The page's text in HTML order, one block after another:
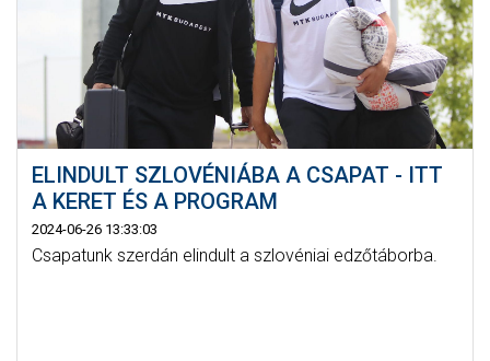
ELINDULT SZLOVÉNIÁBA A CSAPAT - ITT
A KERET ÉS A PROGRAM
2024-06-26 13:33:03
Csapatunk szerdán elindult a szlovéniai edzőtáborba.